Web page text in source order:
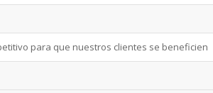
para que nuestros clientes se beneficien